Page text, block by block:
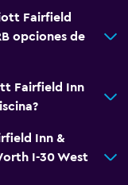
Fairfield
opciones de
Fairfield Inn
Inn &
I-30 West